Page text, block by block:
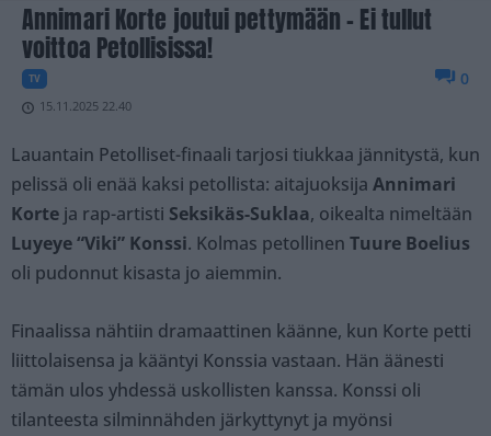
Annimari Korte joutui pettymään – Ei tullut
voittoa Petollisissa!
TV
15.11.2025 22.40
0
Lauantain Petolliset-finaali tarjosi tiukkaa jännitystä, kun
pelissä oli enää kaksi petollista: aitajuoksija Annimari
Korte ja rap-artisti Seksikäs-Suklaa, oikealta nimeltään
Luyeye “Viki” Konssi. Kolmas petollinen Tuure Boelius
oli pudonnut kisasta jo aiemmin.
Finaalissa nähtiin dramaattinen käänne, kun Korte petti
liittolaisensa ja kääntyi Konssia vastaan. Hän äänesti
tämän ulos yhdessä uskollisten kanssa. Konssi oli
tilanteesta silminnähden järkyttynyt ja myönsi